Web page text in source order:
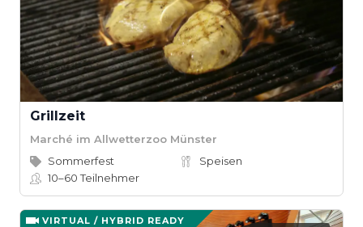
Grillzeit
Marché im Allwetterzoo Münster
Sommerfest
Speisen
10–60Teilnehmer
VIRTUAL / HYBRID READY